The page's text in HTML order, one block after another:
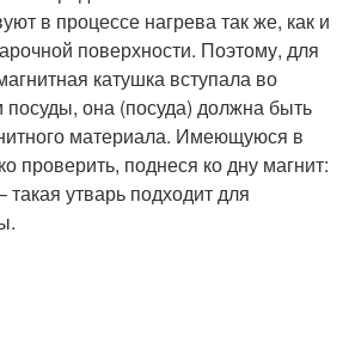
в процессе нагрева так же, как и
поверхности. Поэтому, для
катушка вступала во
посуды, она (посуда) должна быть
материала. Имеющуюся в
проверить, поднеся ко дну магнит:
такая утварь подходит для